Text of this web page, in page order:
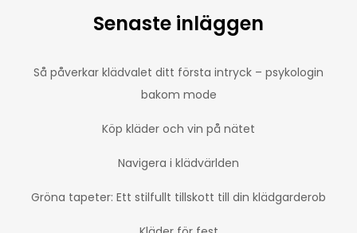
Senaste inläggen
Så påverkar klädvalet ditt första intryck – psykologin
bakom mode
Köp kläder och vin på nätet
Navigera i klädvärlden
Gröna tapeter: Ett stilfullt tillskott till din klädgarderob